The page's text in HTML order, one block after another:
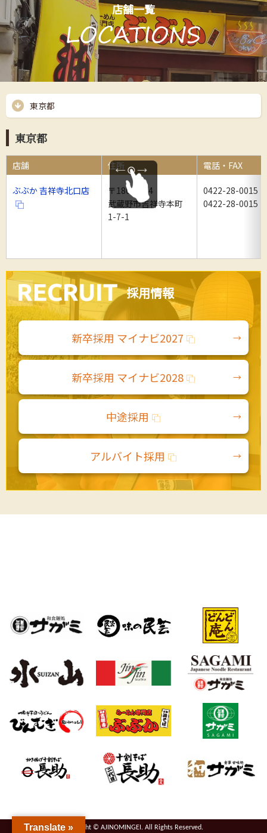
店舗一覧
東京都
東京都
店舗 住所 電話・FAX
ぶぶか 吉祥寺北口店
〒180-0004
武蔵野市吉祥寺本町
1-7-1
0422-28-0015
0422-28-0015
採用情報
新卒採用 マイナビ2027
新卒採用 マイナビ2028
中途採用
アルバイト採用
Copyright © AJINOMINGEI. All Rights Reserved.
Translate »